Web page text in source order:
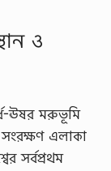
ও
ঊষর মরুভূমি
সংরক্ষণ এলাকা
সর্বপ্রথম